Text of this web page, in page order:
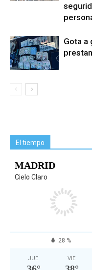
Gota a
El tiempo
MADRID
Cielo Claro
28 %
JUE VIE